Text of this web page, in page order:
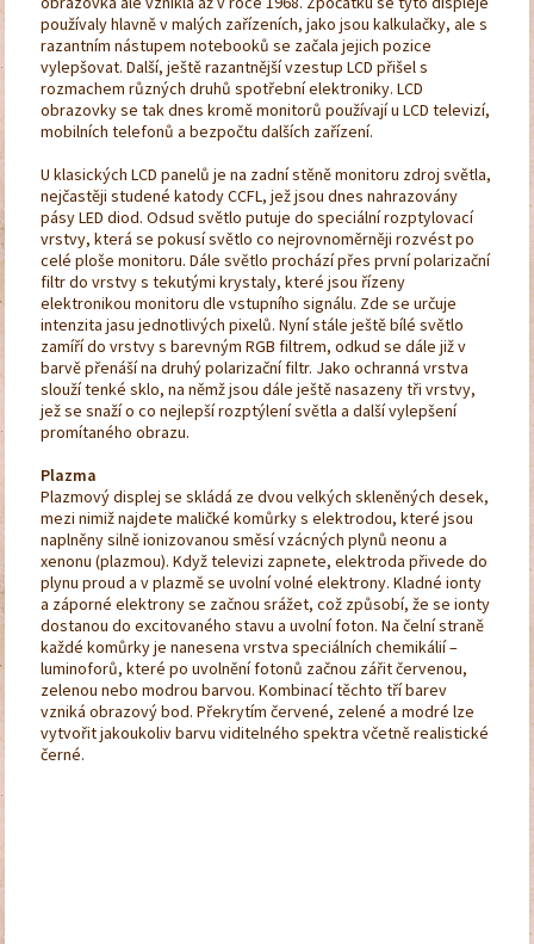
používaly hlavně v malých zařízeních, jako jsou kalkulačky, ale s
razantním nástupem notebooků se začala jejich pozice
vylepšovat. Další, ještě razantnější vzestup LCD přišel s
rozmachem různých druhů spotřební elektroniky. LCD
obrazovky se tak dnes kromě monitorů používají u LCD televizí,
mobilních telefonů a bezpočtu dalších zařízení.
U klasických LCD panelů je na zadní stěně monitoru zdroj světla,
nejčastěji studené katody CCFL, jež jsou dnes nahrazovány
pásy LED diod. Odsud světlo putuje do speciální rozptylovací
vrstvy, která se pokusí světlo co nejrovnoměrněji rozvést po
celé ploše monitoru. Dále světlo prochází přes první polarizační
filtr do vrstvy s tekutými krystaly, které jsou řízeny
elektronikou monitoru dle vstupního signálu. Zde se určuje
intenzita jasu jednotlivých pixelů. Nyní stále ještě bílé světlo
zamíří do vrstvy s barevným RGB filtrem, odkud se dále již v
barvě přenáší na druhý polarizační filtr. Jako ochranná vrstva
slouží tenké sklo, na němž jsou dále ještě nasazeny tři vrstvy,
jež se snaží o co nejlepší rozptýlení světla a další vylepšení
promítaného obrazu.
Plazma
Plazmový displej se skládá ze dvou velkých skleněných desek,
mezi nimiž najdete maličké komůrky s elektrodou, které jsou
naplněny silně ionizovanou směsí vzácných plynů neonu a
xenonu (plazmou). Když televizi zapnete, elektroda přivede do
plynu proud a v plazmě se uvolní volné elektrony. Kladné ionty
a záporné elektrony se začnou srážet, což způsobí, že se ionty
dostanou do excitovaného stavu a uvolní foton. Na čelní straně
každé komůrky je nanesena vrstva speciálních chemikálií –
luminoforů, které po uvolnění fotonů začnou zářit červenou,
zelenou nebo modrou barvou. Kombinací těchto tří barev
vzniká obrazový bod. Překrytím červené, zelené a modré lze
vytvořit jakoukoliv barvu viditelného spektra včetně realistické
černé.